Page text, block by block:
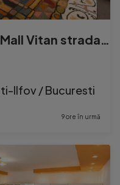
Apartament 2 camere Mall Vitan strada Branduselor
Ilfov / Bucuresti
9 ore în urmă